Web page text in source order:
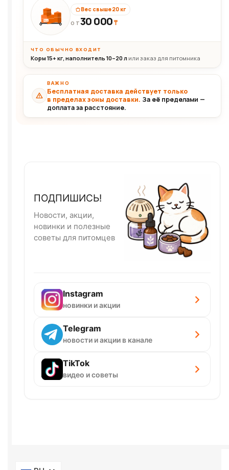
30+кг
Вес свыше 20 кг
ОТ30 000₸
ЧТО ОБЫЧНО ВХОДИТ
Корм 15+ кг, наполнитель 10–20 л или заказ для питомника
ВАЖНО
Бесплатная доставка действует только
в пределах зоны доставки. За её пределами —
доплата за расстояние.
ПОДПИШИСЬ!
Новости, акции,
новинки и полезные
советы для питомцев
Instagram
новинки и акции
Telegram
новости и акции в канале
TikTok
видео и советы